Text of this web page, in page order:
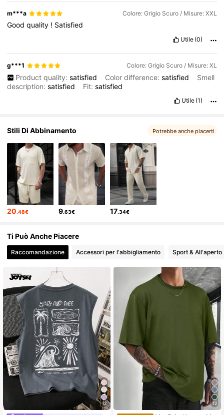
m***a Colore: Grigio Scuro / Misure: XXL
Goodquality ! Satisfied
Utile (0)
g***1 Colore: Grigio Scuro / Misure: XL
Product quality: satisfied Color difference: satisfied
Smell
description:satisfied Fit:satisfied
Utile (1)
Stili Di Abbinamento Potrebbe anche piacerti
20.48€ 9.63€ 17.34€
Ti Può Anche Piacere
Raccomandazione Accessori per l'abbigliamento Sport & All'aperto
12 12